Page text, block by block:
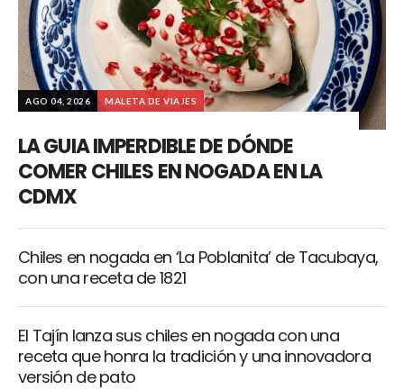
AGO 04, 2026 MALETA DE VIAJES
LA GUIA IMPERDIBLE DE DÓNDE
COMER CHILES EN NOGADA EN LA
CDMX
Chiles en nogada en ‘La Poblanita’ de Tacubaya,
con una receta de 1821
El Tajín lanza sus chiles en nogada con una
receta que honra la tradición y una innovadora
versión de pato